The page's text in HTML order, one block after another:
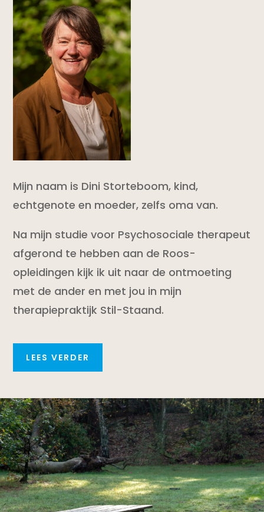
Mijn naam is Dini Storteboom, kind,
echtgenote en moeder, zelfs oma van.
Na mijn studie voor Psychosociale therapeut
afgerond te hebben aan de Roos-
opleidingen kijk ik uit naar de ontmoeting
met de ander en met jou in mijn
therapiepraktijk Stil-Staand.
LEES VERDER